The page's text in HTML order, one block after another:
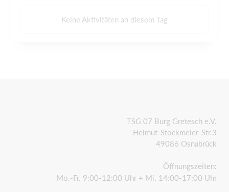
Keine Aktivitäten an diesem Tag
TSG 07 Burg Gretesch e.V.
Helmut-Stockmeier-Str.3
49086 Osnabrück
Öffnungszeiten:
Mo.-Fr. 9:00-12:00 Uhr + Mi. 14:00-17:00 Uhr